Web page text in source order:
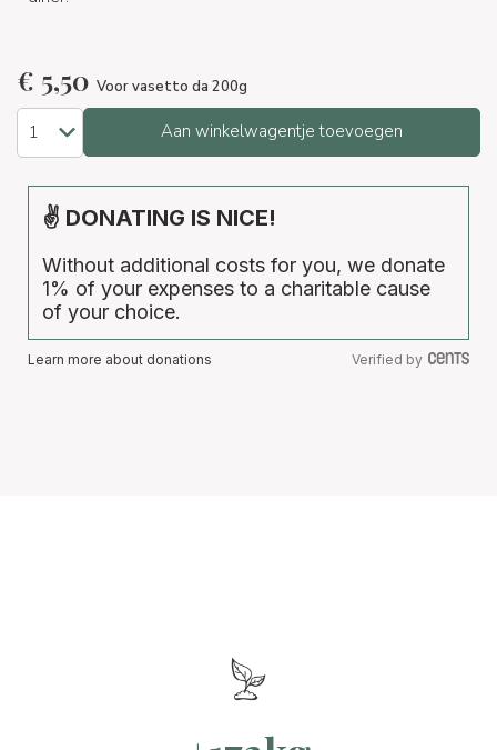
€ 5,50 Voor vasetto da 200g
Aan winkelwagentje toevoegen
✌ DONATING IS NICE!
Without additional costs for you, we donate
1% of your expenses to a charitable cause
of your choice.
Learn more about donations Verified by